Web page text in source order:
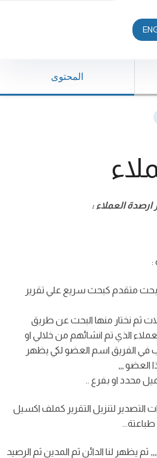
المحتوى
ارصدة العملاء :
:
متقدم كبحث سريع علي تقرير
ثم نختار منها البحث عن طريق
الذي تم انشائهم من خلالي او
في الفريق اسم العضو لكي يظهر
العضو ,,,
محدد او بفرع ..
التصدير لتنزيل التقرير كملف اكسيل
ثم يظهر لنا الدائن ثم المدين ثم الرصيد